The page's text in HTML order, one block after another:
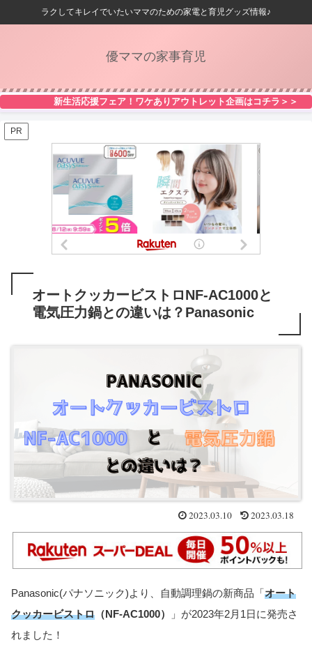
ラクしてキレイでいたいママのための家電と育児グッズ情報♪
優ママの家事育児
新生活応援フェア！ワケありアウトレット企画はコチラ＞＞
PR
オートクッカービストロNF-AC1000と
電気圧力鍋との違いは？Panasonic
2023.03.10 2023.03.18
Panasonic(パナソニック)より、自動調理鍋の新商品「オート
クッカービストロ （NF-AC1000）
」が2023年2月1日に発売さ
れました！